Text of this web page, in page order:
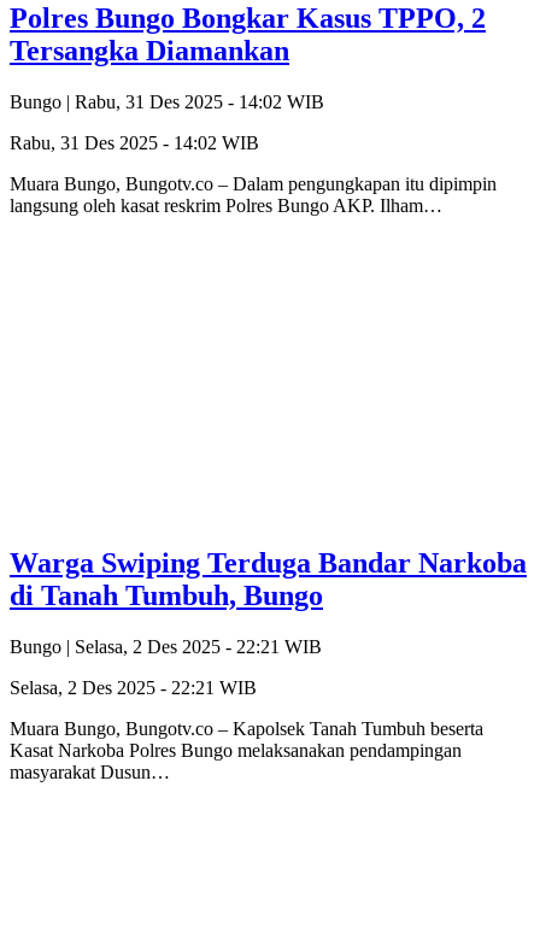
Polres Bungo Bongkar Kasus TPPO, 2
Tersangka Diamankan
Bungo | Rabu, 31 Des 2025 - 14:02 WIB
Rabu, 31 Des 2025 - 14:02 WIB
Muara Bungo, Bungotv.co – Dalam pengungkapan itu dipimpin
langsung oleh kasat reskrim Polres Bungo AKP. Ilham…
Warga Swiping Terduga Bandar Narkoba
di Tanah Tumbuh, Bungo
Bungo | Selasa, 2 Des 2025 - 22:21 WIB
Selasa, 2 Des 2025 - 22:21 WIB
Muara Bungo, Bungotv.co – Kapolsek Tanah Tumbuh beserta
Kasat Narkoba Polres Bungo melaksanakan pendampingan
masyarakat Dusun…